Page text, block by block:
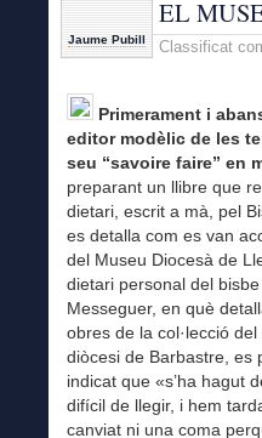
Jaume Pubill
EL
Classificat
Primerament i
editor modèlic de les
seu “savoire faire” en
preparant un llibre que
dietari, escrit a mà, pel
es detalla com es van
del Museu Diocesà de
dietari personal del
Messeguer, en què
obres de la col·lecció
diòcesi de Barbastre, es
indicat que «s’ha hagut
difícil de llegir, i hem
canviat ni una coma